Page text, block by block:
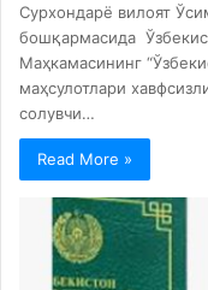
Сурхондарё вилоят
бошқармасида
Маҳкамасининг
маҳсулотлари
солувчи…
Read More »